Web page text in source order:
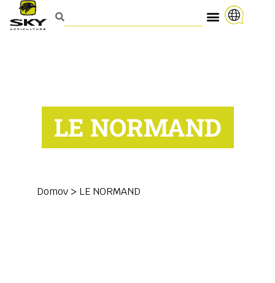
LE NORMAND
Domov > LE NORMAND